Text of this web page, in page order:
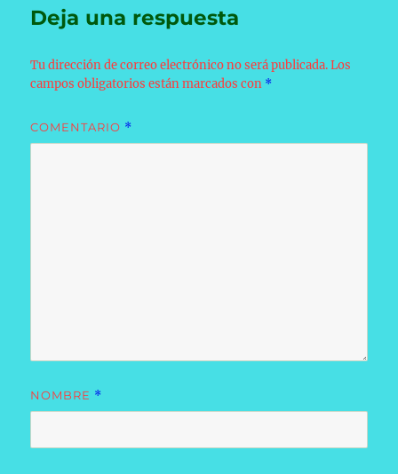
Deja una respuesta
Tu dirección de correo electrónico no será publicada. Los
campos obligatorios están marcados con *
COMENTARIO *
NOMBRE *